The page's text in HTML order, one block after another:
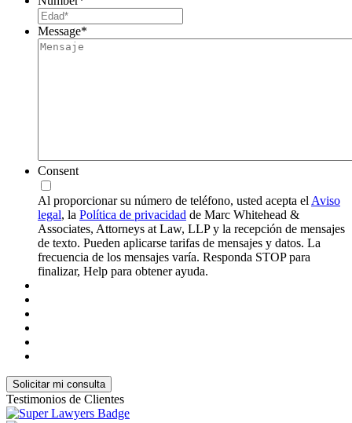
Message*
Consent
Al proporcionar su número de teléfono, usted acepta el Aviso
legal, la Política de privacidad de Marc Whitehead &
Associates, Attorneys at Law, LLP y la recepción de mensajes
de texto. Pueden aplicarse tarifas de mensajes y datos. La
frecuencia de los mensajes varía. Responda STOP para
finalizar, Help para obtener ayuda.
Testimonios de Clientes